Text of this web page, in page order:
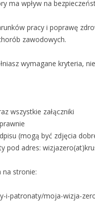
ma wpływ na
pracy i poprawę
zawodowych.
wymagane kryteria,
wszystkie załączniki
(mogą być zdjęcia
pod adres:
na stronie:
i-patronaty/moja-wizja-